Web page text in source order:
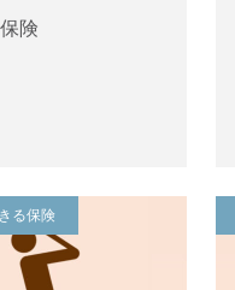
険
る保険